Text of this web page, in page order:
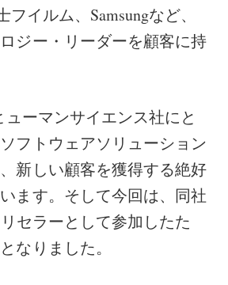
フイルム、Samsungなど、
ジー・リーダーを顧客に持
ーマンサイエンス社にと
フトウェアソリューション
新しい顧客を獲得する絶好
ます。そして今回は、同社
セラーとして参加したた
なりました。